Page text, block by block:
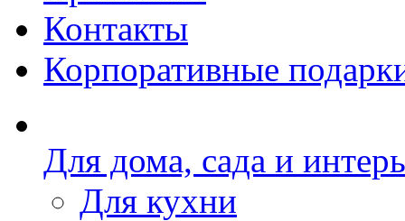
Контакты
Корпоративные
Для дома, сада и
Для кухни